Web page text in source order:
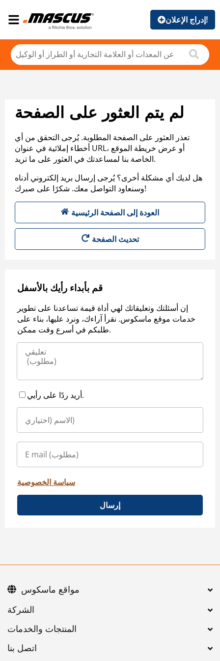
إدراج الإعلان!
لم يتم العثور على الصفحة
تعذر العثور على الصفحة المطلوبة. يُرجى التحقق من أي
أخطاء إملائية في عنوان URL، أو عرض خريطة الموقع
الخاصة بنا لمساعدتك في العثور على ما تريد.
هل لديك أي مشكلة أخرى؟ يُرجى إرسال بريد إلكتروني أدناه
وسنعاود التواصل معك. شكرًا على صبرك!
العودة إلى الصفحة الرئيسية
تحديث الصفحة
قم بأبداء رأيك بالأسفل
إن أسئلتك وتعليقاتك لهي أداة قيمة تساعدنا على تطوير
خدمات موقع ماسكوس. نقرأ آراءك، ونرد عليها، بناء على
طلبكم في أسرع وقت ممكن.
أريد ردًا على رأيي.
سياسة الخصوصية
إرسال
اتصل بنا
مواقع ماسكوس